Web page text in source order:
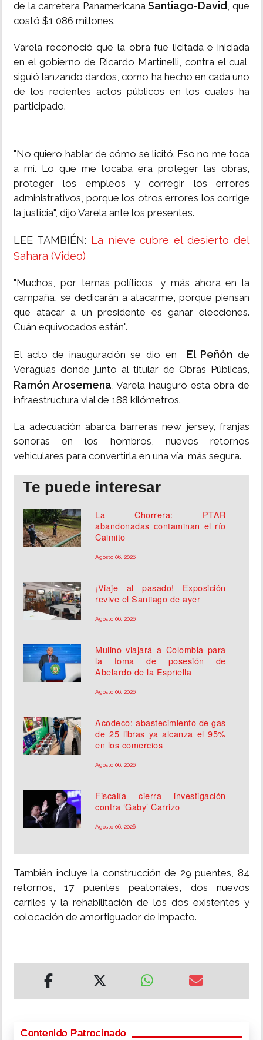
de la carretera PanamericanaSantiago-David , que
costó $1,086 millones.
Varela reconoció que la obra fue licitada e iniciada
en el gobierno de Ricardo Martinelli, contra el cual
siguió lanzando dardos, como ha hecho en cada uno
de los recientes actos públicos en los cuales ha
participado.
"No quiero hablar de cómo se licitó. Eso no me toca
a mí. Lo que me tocaba era proteger las obras,
proteger los empleos y corregir los errores
administrativos, porque los otros errores los corrige
la justicia", dijo Varela ante los presentes.
LEE TAMBIÉN: La nieve cubre el desierto del
Sahara (Video)
"Muchos, por temas políticos, y más ahora en la
campaña, se dedicarán a atacarme, porque piensan
que atacar a un presidente es ganar elecciones.
Cuán equivocados están".
El acto de inauguración se dio en El Peñón de
Veraguas donde junto al titular de Obras Públicas,
Ramón Arosemena, Varela inauguró esta obra de
infraestructura vial de 188 kilómetros.
La adecuación abarca barreras new jersey, franjas
sonoras en los hombros, nuevos retornos
vehiculares para convertirla en una vía más segura.
Te puede interesar
La Chorrera: PTAR
abandonadas contaminan el río
Caimito
Agosto 06, 2026
¡Viaje al pasado! Exposición
revive el Santiago de ayer
Agosto 06, 2026
Mulino viajará a Colombia para
la toma de posesión de
Abelardo de la Espriella
Agosto 06, 2026
Acodeco: abastecimiento de gas
de 25 libras ya alcanza el 95%
en los comercios
Agosto 06, 2026
Fiscalía cierra investigación
contra ‘Gaby’ Carrizo
Agosto 06, 2026
También incluye la construcción de 29 puentes, 84
retornos, 17 puentes peatonales, dos nuevos
carriles y la rehabilitación de los dos existentes y
colocación de amortiguador de impacto.
Contenido Patrocinado